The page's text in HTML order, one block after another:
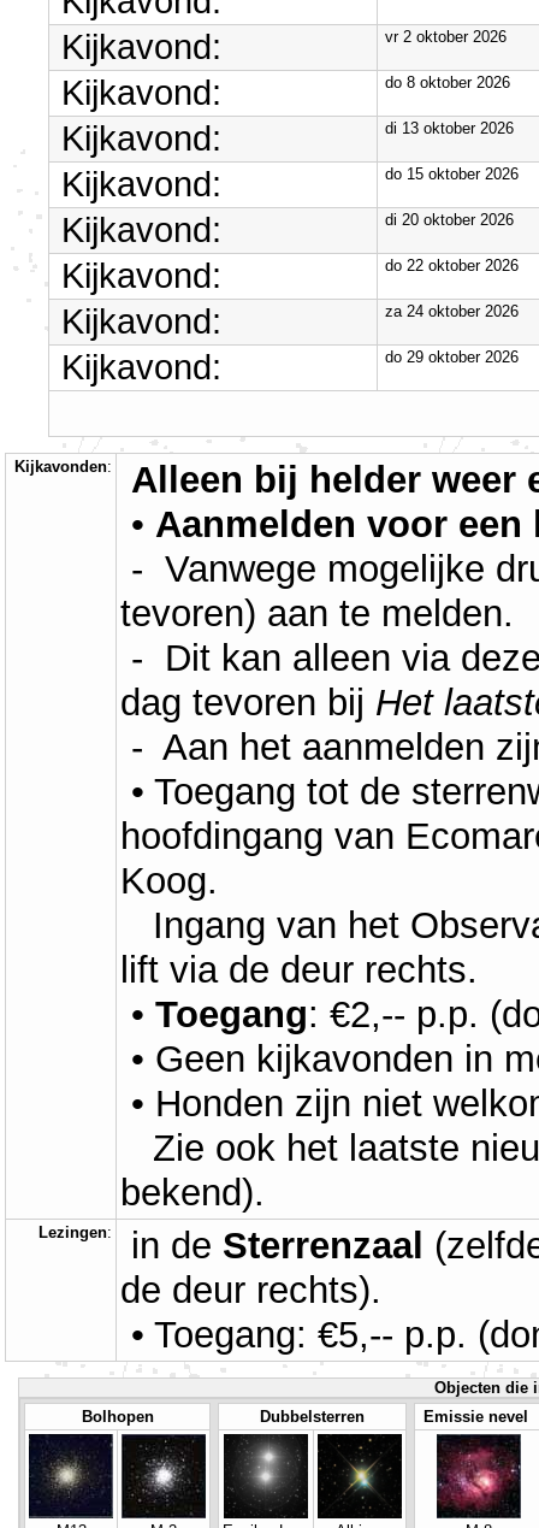
Kijkavond: vr 2 oktober 2026
Kijkavond: do 8 oktober 2026
Kijkavond: di 13 oktober 2026
Kijkavond: do 15 oktober 2026
Kijkavond: di 20 oktober 2026
Kijkavond: do 22 oktober 2026
Kijkavond: za 24 oktober 2026
Kijkavond: do 29 oktober 2026
Kijkavonden:
Alleen bij helder weer
• Aanmelden voor
- Vanwege mogelijke
tevoren) aan te melden.
- Dit kan alleen via
dag tevoren bij Het
- Aan het aanmelden
• Toegang tot de
hoofdingang van
Koog.
Ingang van het
lift via de deur rechts.
• Toegang: €2,-- p.p.
• Geen kijkavonden in
• Honden zijn niet
Zie ook het laatste
bekend).
Lezingen: in de Sterrenzaal
de deur rechts).
• Toegang: €5,-- p.p.
Objecten die
Bolhopen
Dubbelsterren Emissie nevel